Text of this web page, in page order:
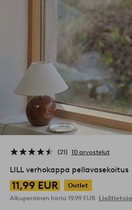
21 10 arvostelut
LILL verhokappa pellavasekoitus
11,99 EUR
Outlet
Alkuperäinen hinta 19,99 EUR Lisätietoja